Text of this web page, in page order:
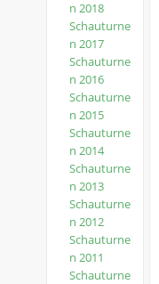
n 2018
Schauturne
n 2017
Schauturne
n 2016
Schauturne
n 2015
Schauturne
n 2014
Schauturne
n 2013
Schauturne
n 2012
Schauturne
n 2011
Schauturne